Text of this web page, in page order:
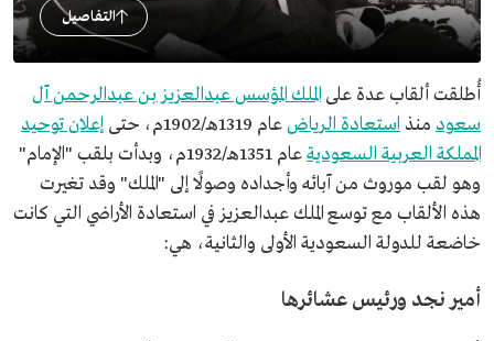
التفاصيل
أُطلقت ألقاب عدة على الملك المؤسس عبدالعزيز بن عبدالرحمن آل
سعود منذ استعادة الرياضعام 1319هـ/1902م، حتى
إعلان توحيد
المملكة العربية السعودية
عام 1351هـ/1932م، وبدأت بلقب "الإمام"
وهو لقب موروث من آبائه وأجداده وصولًا إلى "الملك" وقد تغيرت
هذه الألقاب مع توسع الملك عبدالعزيز في استعادة الأراضي التي كانت
خاضعة للدولة السعودية الأولى والثانية، هي:
أمير نجد ورئيس عشائرها